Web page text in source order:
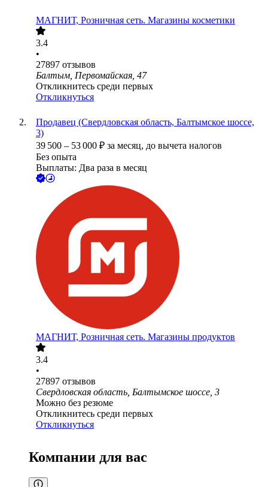
МАГНИТ, Розничная сеть. Магазины косметики
3.4
•
27897 отзывов
Балтым, Первомайская, 47
Откликнитесь среди первых
Откликнуться
Продавец (Свердловская область, Балтымское шоссе,
3)
39 500 – 53 000 ₽ за месяц, до вычета налогов
Без опыта
Выплаты: Два раза в месяц
МАГНИТ, Розничная сеть. Магазины продуктов
3.4
•
27897 отзывов
Свердловская область, Балтымское шоссе, 3
Можно без резюме
Откликнитесь среди первых
Откликнуться
Компании для вас